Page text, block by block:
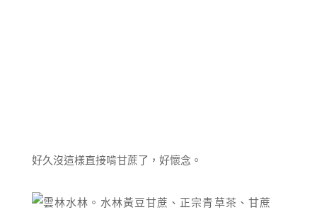
好久沒這樣直接啃甘蔗了，好懷念。